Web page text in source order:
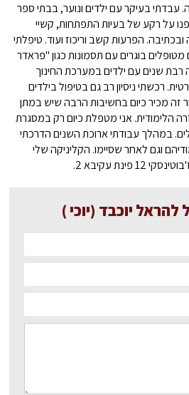
באומנות מעל 20 שנה. עבדתי בעיקר עם ילדים ונוער, בבתי ספר
על רקע של בעיות התפתחות, קשיי
הפרעות קשב וריכוז ועוד. טיפלתי
מטופלים בוגרים עם תסמונות כגון "פראדר
רבת שנים עם ילדים במערכת החינוך
פרטית. רכשתי ניסיון רב גם בטיפול בילדים
זה מכיר כיום בחשיבות הרבה שיש במתן
הלימודית. אני מטפלת כיום רק במסגרת
במהלך עבודתי ארוכת השנים הדרכתי
וגם לאחר שסיימו. הקליניקה שלי
עקיבא 2.
להראל יוכבד (יוכי )